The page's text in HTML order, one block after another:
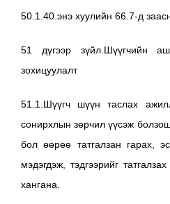
50.1.40.энэ хуулийн 66.7-д
51 дүгээр зүйл.Шүүгчийн
зохицуулалт
51.1.Шүүгч шүүн таслах
сонирхлын зөрчил үүсэж
бол өөрөө татгалзан гарах,
мэдэгдэж, тэдгээрийг
хангана.